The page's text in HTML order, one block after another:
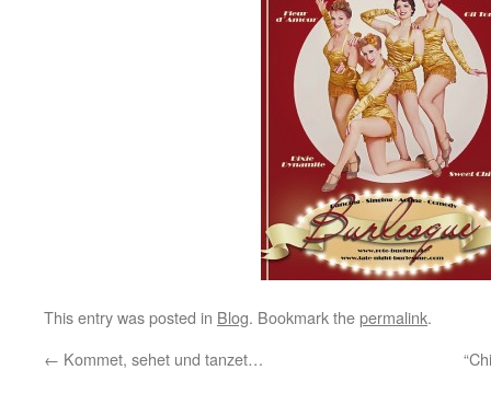
This entry was posted in Blog. Bookmark thepermalink.
← Kommet, sehet und tanzet…